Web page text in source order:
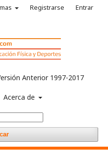
Anterior 1997-2017
Acerca de
Registrarse Entrar